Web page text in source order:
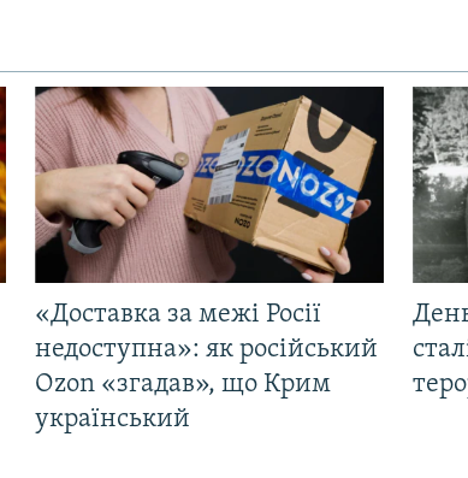
«Доставка за межі Росії
недоступна»: як російський
Ozon «згадав», що Крим
український